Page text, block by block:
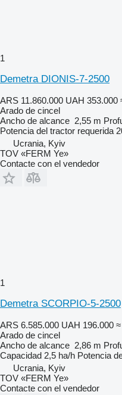
1
Demetra DIONIS-7-2500
ARS 11.860.000 UAH 353.000
Arado de cincel
Ancho de alcance 2,55 m
Potencia del tractor requerida
Ucrania, Kyiv
TOV «FERM Ye»
Contacte con el vendedor
1
Demetra SCORPIO-5-2500
ARS 6.585.000 UAH 196.000
Arado de cincel
Ancho de alcance 2,86 m
Capacidad 2,5 ha/h Potencia
Ucrania, Kyiv
TOV «FERM Ye»
Contacte con el vendedor